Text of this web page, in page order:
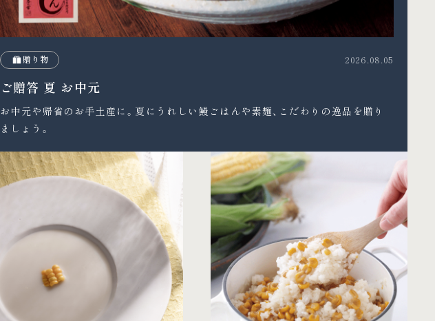
贈り物 2026.08.05
ご贈答 夏 お中元
お中元や帰省のお手土産に。夏にうれしい鰻ごはんや素麺、こだわりの逸品を贈り
ましょう。